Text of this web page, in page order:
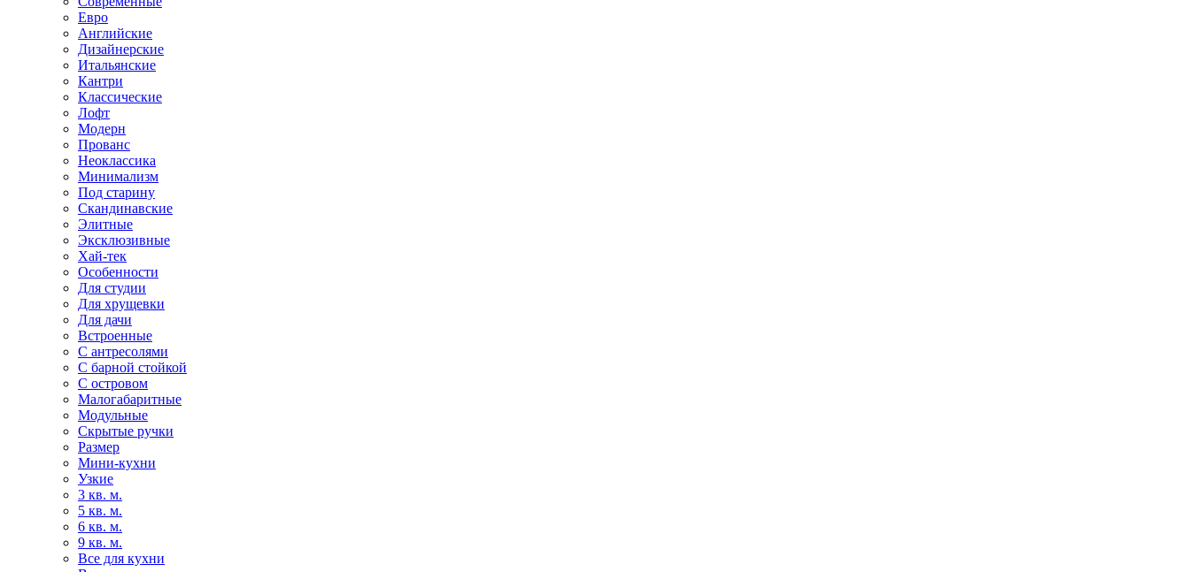
Евро
Английские
Дизайнерские
Итальянские
Кантри
Классические
Лофт
Модерн
Прованс
Неоклассика
Минимализм
Под старину
Скандинавские
Элитные
Эксклюзивные
Хай-тек
Особенности
Для студии
Для хрущевки
Для дачи
Встроенные
С антресолями
С барной стойкой
С островом
Малогабаритные
Модульные
Скрытые ручки
Размер
Мини-кухни
Узкие
3 кв. м.
5 кв. м.
6 кв. м.
9 кв. м.
Все для кухни